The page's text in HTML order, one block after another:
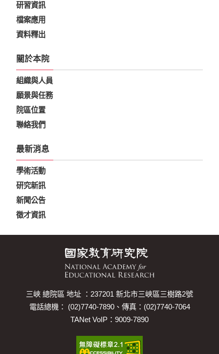
研習資訊
檔案應用
資料釋出
關於本院
組織與人員
願景與任務
院區位置
聯絡我們
最新消息
學術活動
研究新訊
新聞公告
徵才資訊
三峽 總院區 地址 ：237201 新北市三峽區三樹路2號
電話總機： (02)7740-7890、傳真：(02)7740-7064
TANet VoIP：9009-7890